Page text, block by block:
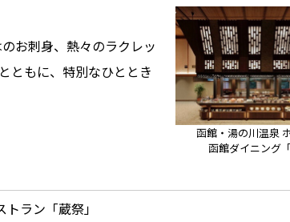
お刺身、熱々のラクレッ
ともに、特別なひととき
函館・湯の川温泉
函館ダイニング「
トラン「蔵祭」